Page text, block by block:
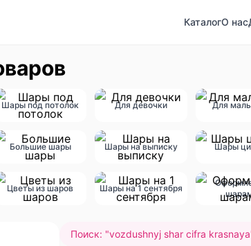
КаталогО нас
Шары под потолок Для девочки Для
Большие шары Шары на выписку Шары
Цветы из шаров Шары на 1 сентября
Поиск: "vozdushnyj shar cifra krasnaya